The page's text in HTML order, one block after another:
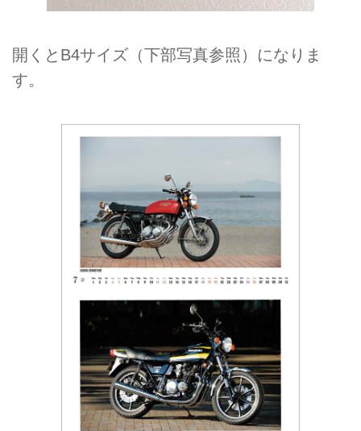
開くとB4サイズ（下部写真参照）になりま
す。